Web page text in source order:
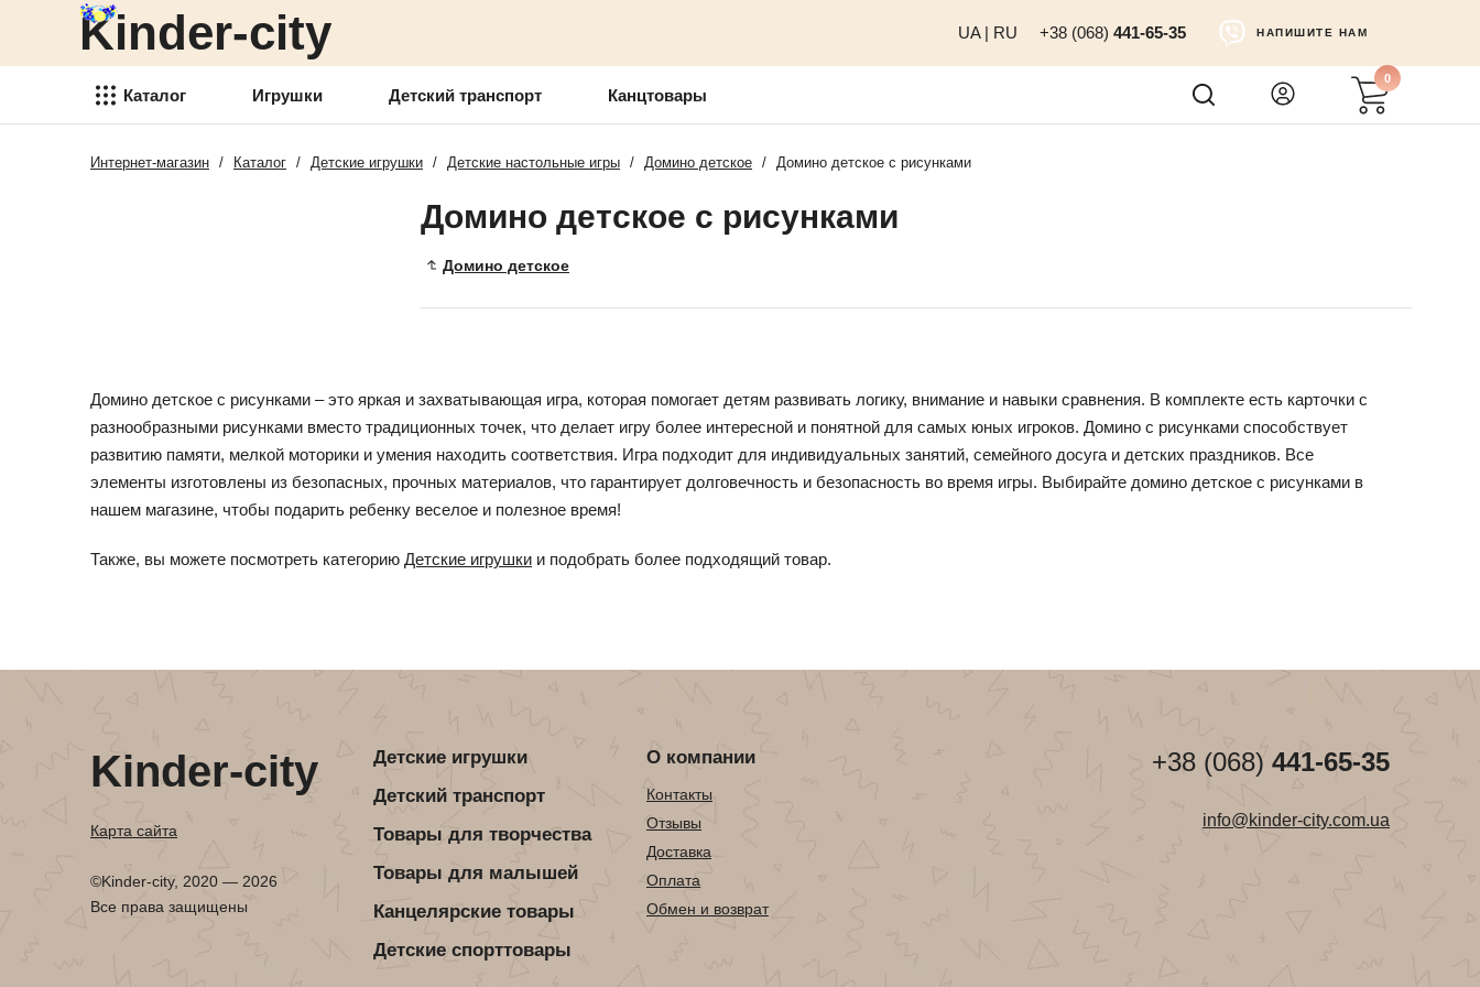
Kinder-city UA| RU +38 (068) 441-65-35 НАПИШИТЕ НАМ
Каталог
Игрушки
Аксессуары для детей
Детские украшения
Детская косметика
Товары для праздника
Товары для маленьких детей
Уход и гигиена ребенка
Канцелярские товары
Игрушки Детский транспорт Канцтовары
0
Детский транспорт
Товары для детского
Детские спортивные товары
Товари для активного отдыха
Новогодние украшения
Детская мебель
Интернет-магазин / Каталог / Детские игрушки / Детские настольные игры / Домино детское / Домино детское с рисунками
Домино детское с рисунками
Домино детское
Домино детское с рисунками – это яркая и захватывающая игра, которая помогает детям развивать логику, внимание и навыки сравнения. В комплекте есть карточки с
разнообразными рисунками вместо традиционных точек, что делает игру более интересной и понятной для самых юных игроков. Домино с рисунками способствует
развитию памяти, мелкой моторики и умения находить соответствия. Игра подходит для индивидуальных занятий, семейного досуга и детских праздников. Все
элементы изготовлены из безопасных, прочных материалов, что гарантирует долговечность и безопасность во время игры. Выбирайте домино детское с рисунками в
нашем магазине, чтобы подарить ребенку веселое и полезное время!
Также, вы можете посмотреть категорию Детские игрушки и подобрать более подходящий товар.
Kinder-city
Карта сайта
©Kinder-city, 2020 — 2026
Все права защищены
Детские игрушки
Детский транспорт
Товары для творчества
Товары для малышей
Канцелярские товары
Детские спорттовары
О компании
Контакты
Отзывы
Доставка
Оплата
Обмен и возврат
+38 (068) 441-65-35
info@kinder-city.com.ua